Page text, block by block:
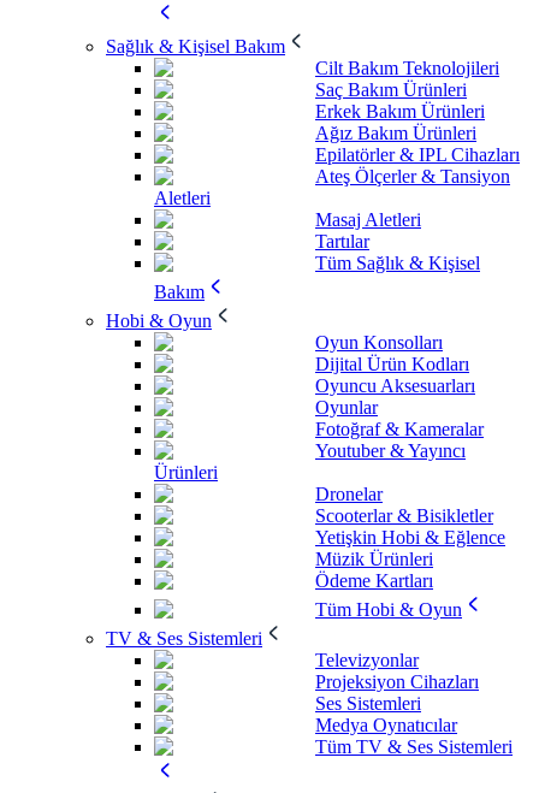
Sağlık & Kişisel Bakım
Cilt Bakım Teknolojileri
Saç Bakım Ürünleri
Erkek Bakım Ürünleri
Ağız Bakım Ürünleri
Epilatörler & IPL Cihazları
Ateş Ölçerler & Tansiyon
Aletleri
Masaj Aletleri
Tartılar
Tüm Sağlık & Kişisel
Bakım
Hobi & Oyun
Oyun Konsolları
Dijital Ürün Kodları
Oyuncu Aksesuarları
Oyunlar
Fotoğraf & Kameralar
Youtuber & Yayıncı
Ürünleri
Dronelar
Scooterlar & Bisikletler
Yetişkin Hobi & Eğlence
Müzik Ürünleri
Ödeme Kartları
Tüm Hobi & Oyun
TV & Ses Sistemleri
Televizyonlar
Projeksiyon Cihazları
Ses Sistemleri
Medya Oynatıcılar
Tüm TV & Ses Sistemleri